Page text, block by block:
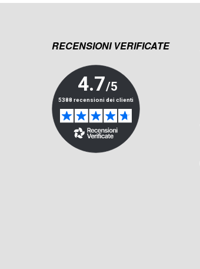
RECENSIONI VERIFICATE